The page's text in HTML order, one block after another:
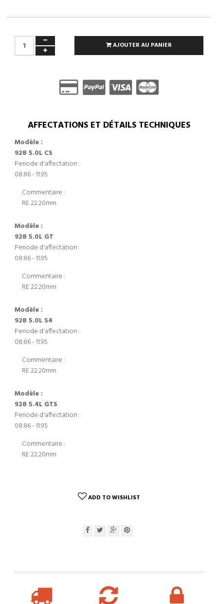
AJOUTER AU PANIER
AFFECTATIONS ET DÉTAILS TECHNIQUES
Modèle :
928 5.0L CS
Periode d'affectation :
08.86 - 11.95
Commentaire :
RE 22.20mm
Modèle :
928 5.0L GT
Periode d'affectation :
08.86 - 11.95
Commentaire :
RE 22.20mm
Modèle :
928 5.0L S4
Periode d'affectation :
08.86 - 11.95
Commentaire :
RE 22.20mm
Modèle :
928 5.4L GTS
Periode d'affectation :
08.86 - 11.95
Commentaire :
RE 22.20mm
ADD TO WISHLIST